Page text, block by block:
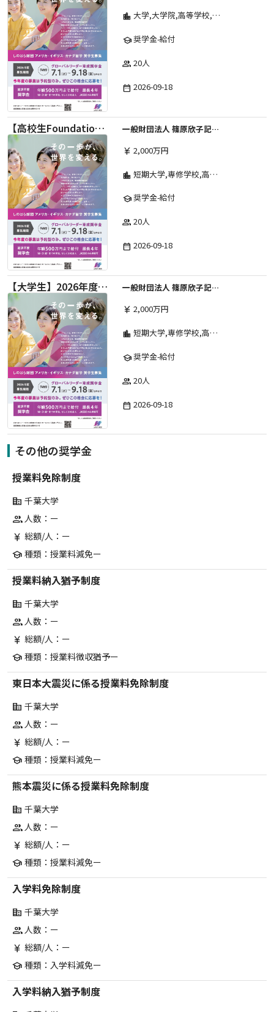
location_city 大学,大学院,高等学校,その他,高等専門学校,専修学校,短期大学
school奨学金-給付
group 20人
date_range 2026-09-18
【高校生Foundation Course 】2026年度 しのはら財団 アメリカ・イギリス・カナダ英語留学奨学金
一般財団法人 篠原欣子記念財団 (海外留学奨学金グループ)
currency_yen 2,000万円
location_city 短期大学,専修学校,高等専門学校,その他,高等学校,大学院,大学
school奨学金-給付
group 20人
date_range 2026-09-18
【大学生】2026年度 しのはら財団 アメリカ・イギリス・カナダ英語留学奨学金
一般財団法人 篠原欣子記念財団 (海外留学奨学金グループ)
currency_yen 2,000万円
location_city 短期大学,専修学校,高等専門学校,その他,高等学校,大学院,大学
school奨学金-給付
group 20人
date_range 2026-09-18
その他の奨学金
授業料免除制度
corporate_fare 千葉大学
group人数：ー
currency_yen 総額/人：ー
school 種類：授業料減免ー
授業料納入猶予制度
corporate_fare 千葉大学
group人数：ー
currency_yen 総額/人：ー
school 種類：授業料徴収猶予ー
東日本大震災に係る授業料免除制度
corporate_fare 千葉大学
group人数：ー
currency_yen 総額/人：ー
school 種類：授業料減免ー
熊本震災に係る授業料免除制度
corporate_fare 千葉大学
group人数：ー
currency_yen 総額/人：ー
school 種類：授業料減免ー
入学料免除制度
corporate_fare 千葉大学
group人数：ー
currency_yen 総額/人：ー
school 種類：入学料減免ー
入学料納入猶予制度